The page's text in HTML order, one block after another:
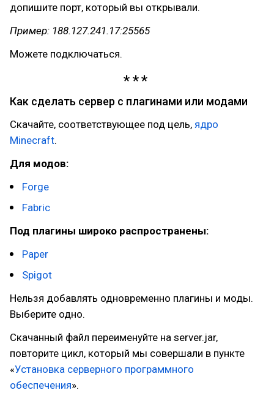
допишите порт, который вы открывали.
Пример: 188.127.241.17:25565
Можете подключаться.
Как сделать сервер с плагинами или модами
Скачайте, соответствующее под цель, ядро
Minecraft.
Для модов:
Forge
Fabric
Под плагины широко распространены:
Paper
Spigot
Нельзя добавлять одновременно плагины и моды.
Выберите одно.
Скачанный файл переименуйте на server.jar,
повторите цикл, который мы совершали в пункте
«Установка серверного программного
обеспечения».